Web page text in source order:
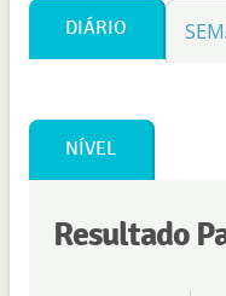
DIÁRIO
NÍVEL
Resultado